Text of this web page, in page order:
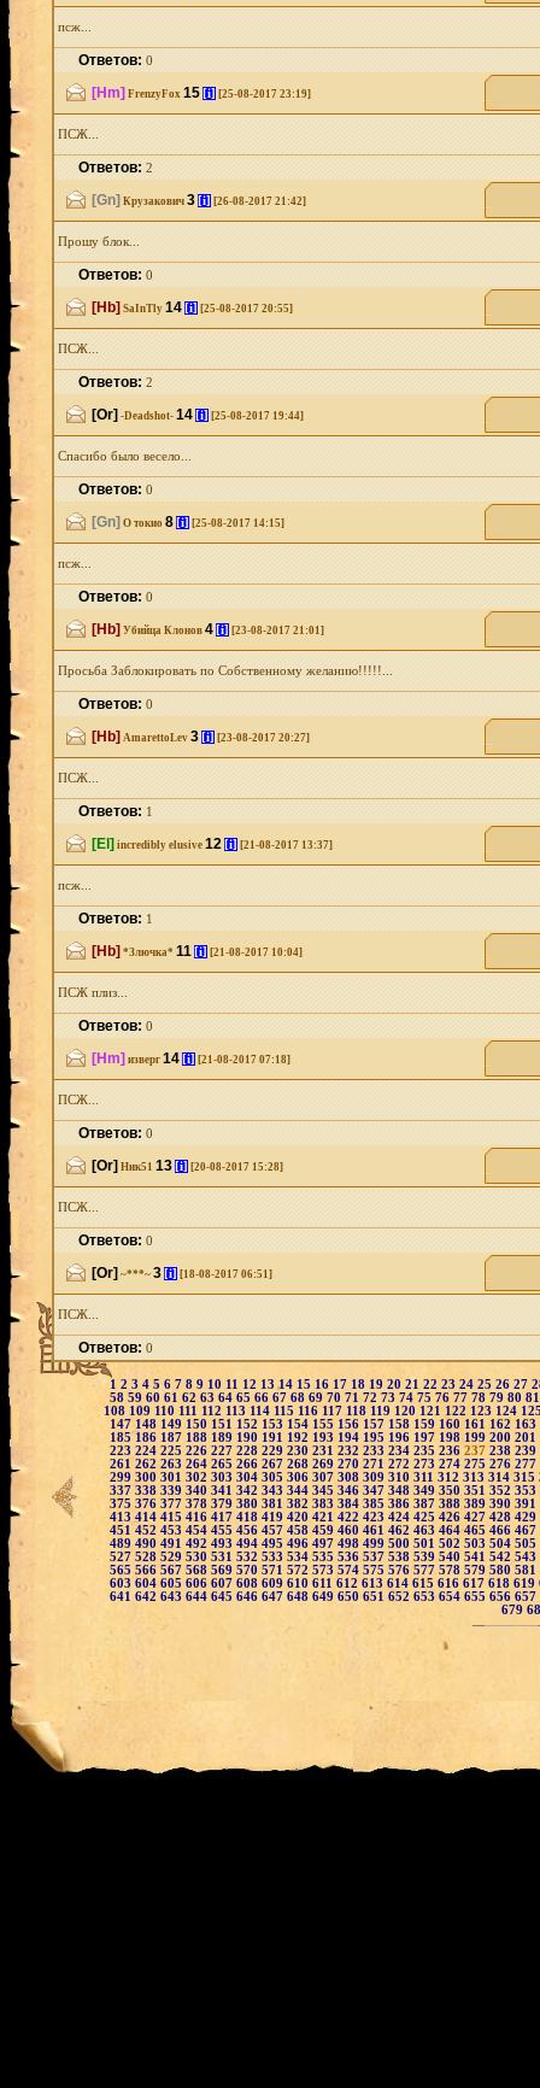
псж...
Ответов:0
[Hm] FrenzyFox 15 [i] [25-08-2017 23:19]
ПСЖ...
Ответов:2
[Gn] Крузакович 3 [i] [26-08-2017 21:42]
Прошу блок...
Ответов:0
[Hb] SaInTly 14 [i] [25-08-2017 20:55]
ПСЖ...
Ответов:2
[Or] -Deadshot- 14 [i] [25-08-2017 19:44]
Спасибо было весело...
Ответов:0
[Gn] О токио 8 [i] [25-08-2017 14:15]
псж...
Ответов:0
[Hb] Убийца Клонов 4 [i] [23-08-2017 21:01]
Просьба Заблокировать по Собственному желанию!!!!!...
Ответов:0
[Hb] AmarettoLev 3 [i] [23-08-2017 20:27]
ПСЖ...
Ответов:1
[El] incredibly elusive 12 [i] [21-08-2017 13:37]
псж...
Ответов:1
[Hb] *Злючка* 11 [i] [21-08-2017 10:04]
ПСЖ плиз...
Ответов:0
[Hm] изверг 14 [i] [21-08-2017 07:18]
ПСЖ...
Ответов:0
[Or] Ник51 13 [i] [20-08-2017 15:28]
ПСЖ...
Ответов:0
[Or] ~***~ 3 [i] [18-08-2017 06:51]
ПСЖ...
Ответов:0
1 2 3 4 5 6 7 8 9 10 11 12 1314 15 16 17 18 19 20 21 22 23 24 25 26 27
58 59 60 61 62 63 64 65 66 67 68 69 70 71 72 73 74 75 76 77 78 79 80
108 109 110 111 112 113 114 115 116 117 118 119 120 121 122 123 124
147 148 149 150 151 152 153 154 155 156 157 158 159 160 161 162 163
185 186 187 188 189 190 191 192 193 194 195 196 197 198 199 200 201
223 224 225 226 227 228 229 230 231 232 233 234 235 236 237 238 239
261 262 263 264 265 266 267 268 269 270 271 272 273 274 275 276 277
299 300 301 302 303 304 305 306 307 308 309 310 311 312 313 314 315
337 338 339 340 341 342 343 344 345 346 347 348 349 350 351 352 353
375 376 377 378 379 380 381 382 383 384 385 386 387 388 389 390 391
413 414 415 416 417 418 419 420 421 422 423 424 425 426 427 428 429
451 452 453 454 455 456 457 458 459 460 461 462 463 464 465 466 467
489 490 491 492 493 494 495 496 497 498 499 500 501 502 503 504 505
527 528 529 530 531 532 533 534 535 536 537 538 539 540 541 542 543
565 566 567 568 569 570 571 572 573 574 575 576 577 578 579 580 581
603 604 605 606 607 608 609 610 611 612 613 614 615 616 617 618 619
641 642 643 644 645 646 647 648 649 650 651 652 653 654 655 656 657
679